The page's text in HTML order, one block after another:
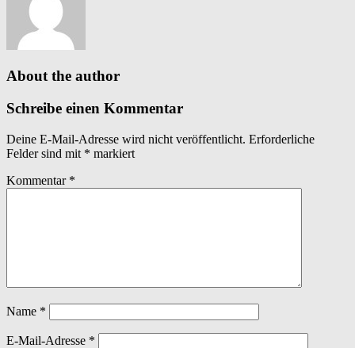
About the author
Schreibe einen Kommentar
Deine E-Mail-Adresse wird nicht veröffentlicht. Erforderliche
Felder sind mit * markiert
Kommentar *
Name *
E-Mail-Adresse *